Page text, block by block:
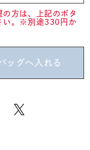
の方は、上記のボタ
い。※別途330円か
ッグへ入れる